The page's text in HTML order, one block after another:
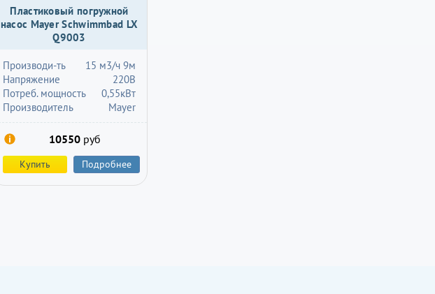
Пластиковый погружной
насос Mayer Schwimmbad LX
Q9003
15 м3/ч 9м
Производи-ть
220В
Напряжение
0,55кВт
Потреб. мощность
Mayer
Производитель
10550руб
Купить Подробнее